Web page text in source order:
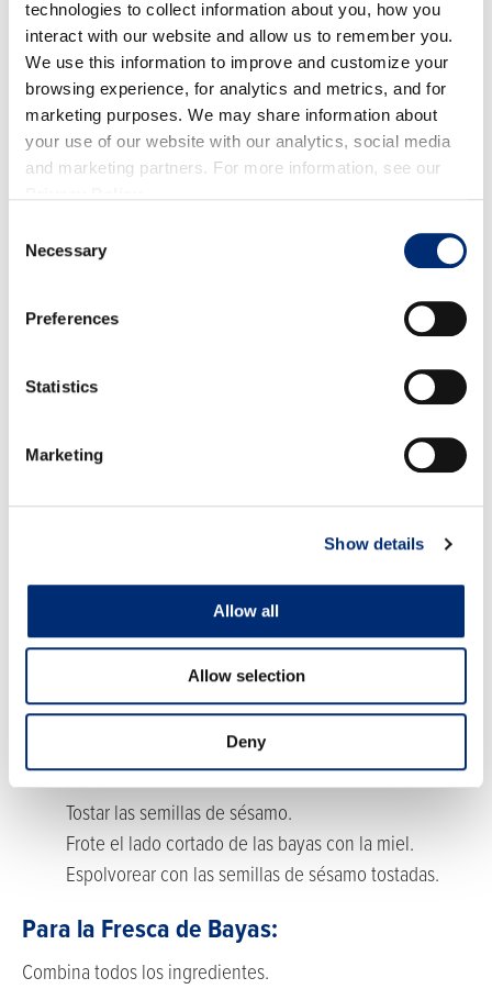
technologies to collect information about you, how you
interact with our website and allow us to remember you.
We use this information to improve and customize your
browsing experience, for analytics and metrics, and for
marketing purposes. We may share information about
your use of our website with our analytics, social media
and marketing partners. For more information, see our
Selection
Necessary
Preferences
Statistics
Marketing
Show details
Allow all
Allow selection
Deny
Mermelada de hibisco y arándanos
DIRECCIONES
Para la mermelada de hibisco y
Para la mermelada de hibisco y arándanos, ponga el
deje reposar durante 15 a 20 minutos.
Agregue los arándanos California Giant y el azúcar y
deje hervir. Retire del fuego y haga puré con una
batidora de mano. Regrese al fuego y cocine hasta
Caliente las cebollas en el aceite de oliva hasta que
blanca.
Agregue el agua y cocine para ablandar las cebollas.
En un tazón pequeño, coloque las cebollas calientes
sobre las chispas de chocolate y mezcle con una
batidora de mano hasta que quede suave.
Para las fresas con costra de sésamo:
Tostar las semillas de sésamo.
Frote el lado cortado de las bayas con la miel.
Espolvorear con las semillas de sésamo tostadas.
Para la Fresca de Bayas:
Combina todos los ingredientes.